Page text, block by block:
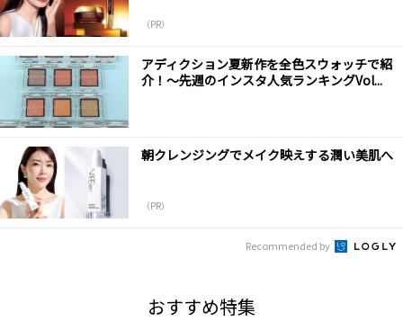
（PR）
アディクション夏新作を全色スウォッチで紹
介！～先週のインスタ人気ランキングVol...
朝クレンジングでメイク映えする潤い美肌へ
（PR）
Recommended by
おすすめ特集